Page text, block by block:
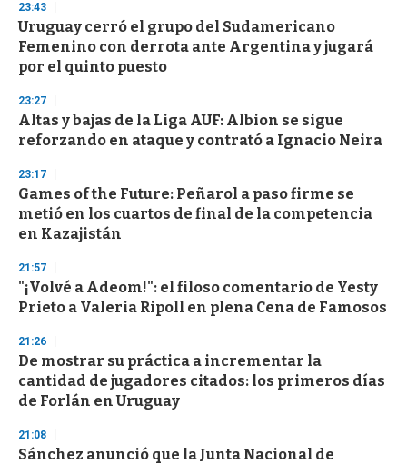
3
s
e
c
o
d
s
23:43
Uruguay cerró el grupo del Sudamericano
Femenino con derrota ante Argentina y jugará
por el quinto puesto
23:27
Altas y bajas de la Liga AUF: Albion se sigue
reforzando en ataque y contrató a Ignacio Neira
23:17
Games of the Future: Peñarol a paso firme se
metió en los cuartos de final de la competencia
en Kazajistán
21:57
"¡Volvé a Adeom!": el filoso comentario de Yesty
Prieto a Valeria Ripoll en plena Cena de Famosos
21:26
De mostrar su práctica a incrementar la
cantidad de jugadores citados: los primeros días
de Forlán en Uruguay
21:08
Sánchez anunció que la Junta Nacional de